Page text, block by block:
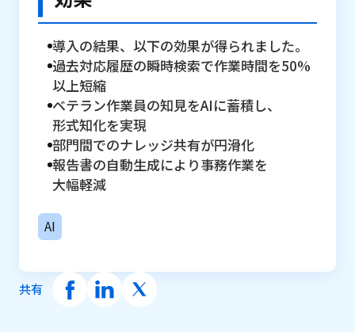
導入の​結果、​以下の​効果が​得られました。
過去対応履歴の​瞬時検索で​作業時間を​50%
以上​短縮
ベテラン作業員の​知見を​AIに​蓄積し、​
形式知化を​実現
部​門間での​ナレッジ共有が​円滑化
報告書の​自動生成に​より​事務作業を​
大幅軽減
AI
共有